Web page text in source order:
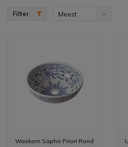
Filter
Meest
Waskom Sapho Priori Rond